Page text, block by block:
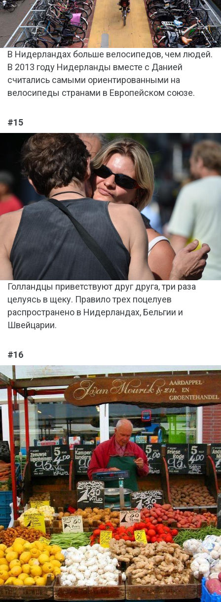
В Нидерландах больше велосипедов, чем людей.
В 2013 году Нидерланды вместе с Данией
считались самыми ориентированными на
велосипеды странами в Европейском союзе.
#15
Голландцы приветствуют друг друга, три раза
целуясь в щеку. Правило трех поцелуев
распространено в Нидерландах, Бельгии и
Швейцарии.
#16